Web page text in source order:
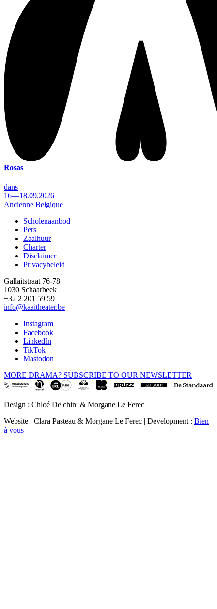
Rosas
dans
16—18.09.2026
Ancienne Belgique
Footer
Scholenaanbod
Pers
Zaalhuur
Charter
Disclaimer
Privacybeleid
Gallaitstraat 76-78
1030 Schaarbeek
+32 2 201 59 59
info@kaaitheater.be
Instagram
Facebook
LinkedIn
TikTok
Mastodon
MORE DRAMA? SUBSCRIBE TO OUR NEWSLETTER
Design : Chloé Delchini & Morgane Le Ferec
Website : Clara Pasteau & Morgane Le Ferec | Development : Bien
à vous